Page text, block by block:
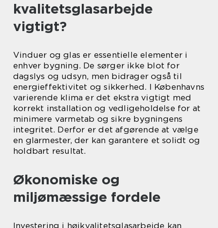
kvalitetsglasarbejde
vigtigt?
Vinduer og glas er essentielle elementer i
enhver bygning. De sørger ikke blot for
dagslys og udsyn, men bidrager også til
energieffektivitet og sikkerhed. I Københavns
varierende klima er det ekstra vigtigt med
korrekt installation og vedligeholdelse for at
minimere varmetab og sikre bygningens
integritet. Derfor er det afgørende at vælge
en glarmester, der kan garantere et solidt og
holdbart resultat.
Økonomiske og
miljømæssige fordele
Investering i højkvalitetsglasarbejde kan